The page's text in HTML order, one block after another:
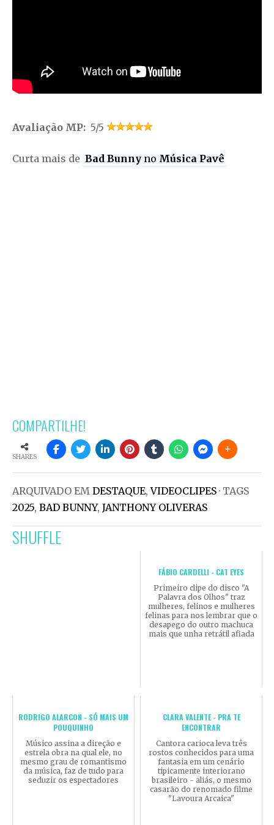
Avaliação MP: 5/5
Curta mais de Bad Bunny no Música Pavê
COMPARTILHE!
SHARES
ARQUIVADO EM DESTAQUE,VIDEOCLIPES · TAGS
2025, BAD BUNNY, JANTHONY OLIVERAS
SHUFFLE
FÁBIO CARDELLI - CAT EYES
Primeiro clipe do disco "A
Palavra dos Olhos" traz
mulheres, felinos e mulheres
felinas para nos lembrar que o
desapego do outro machuca
mais que unha retrátil afiada
RODRIGO ALARCON - SÓ MAIS UM
POUQUINHO
Músico assina a direção e
estrela obra na qual ele, no
mesmo grau de romantismo
da música, faz de tudo para
seduzir os espectadores
CLARA VALENTE - PRA TE
ENCONTRAR
Cantora carioca leva três
rostos conhecidos para uma
fantasia em um cenário
tipicamente interiorano
brasileiro - aliás, o mesmo
casarão do renomado filme
"Lavoura Arcaica"